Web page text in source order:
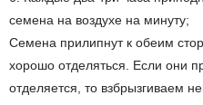
семена на воздухе на минуту;
Семена прилипнут к обеим
хорошо отделяться. Если они
отделяется, то взбрызгиваем